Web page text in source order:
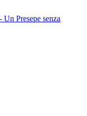
Presepe senza